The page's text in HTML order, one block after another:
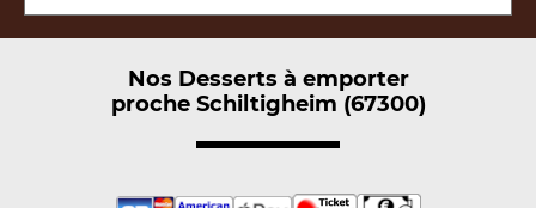
Nos Desserts à emporter
proche Schiltigheim (67300)